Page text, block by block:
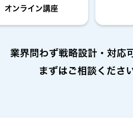
オンライン講座
業界問わず戦略設計・対応
まずはご相談ください